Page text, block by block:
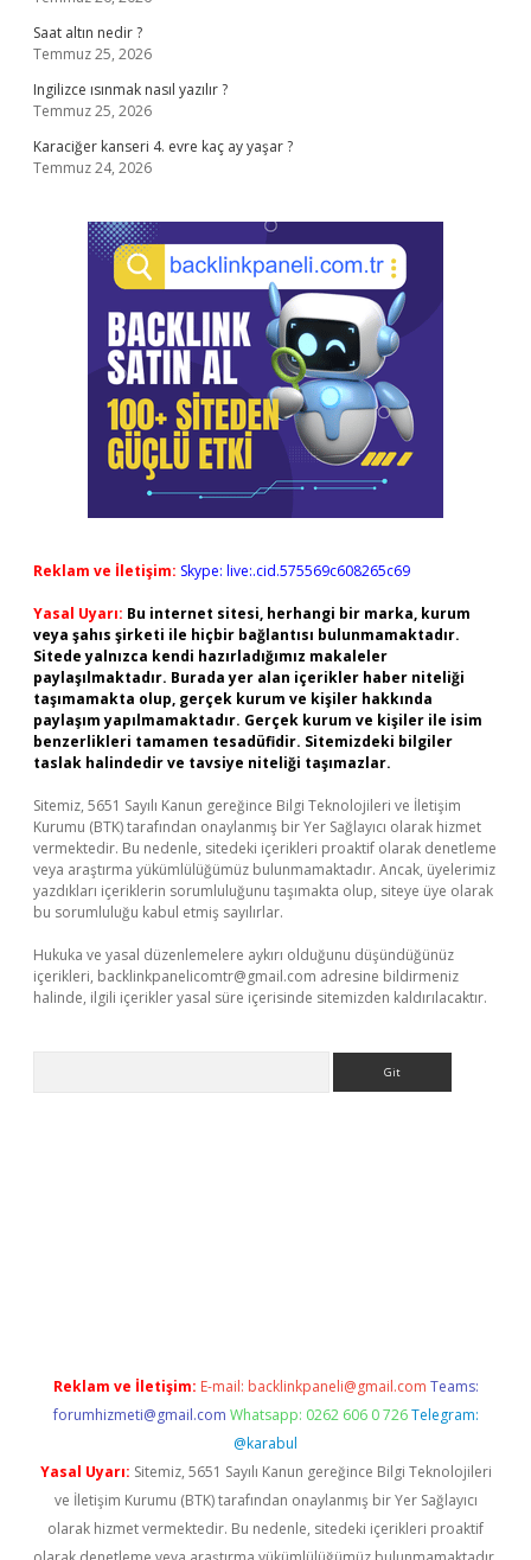
Saat altın nedir ?
Temmuz 25, 2026
Ingilizce ısınmak nasıl yazılır ?
Temmuz 25, 2026
Karaciğer kanseri 4. evre kaç ay yaşar ?
Temmuz 24, 2026
Reklam ve İletişim: Skype: live:.cid.575569c608265c69
Yasal Uyarı: Bu internet sitesi, herhangi bir marka, kurum
veya şahıs şirketi ile hiçbir bağlantısı bulunmamaktadır.
Sitede yalnızca kendi hazırladığımız makaleler
paylaşılmaktadır. Burada yer alan içerikler haber niteliği
taşımamakta olup, gerçek kurum ve kişiler hakkında
paylaşım yapılmamaktadır. Gerçek kurum ve kişiler ile isim
benzerlikleri tamamen tesadüfidir. Sitemizdeki bilgiler
taslak halindedir ve tavsiye niteliği taşımazlar.
Sitemiz, 5651 Sayılı Kanun gereğince Bilgi Teknolojileri ve İletişim
Kurumu (BTK) tarafından onaylanmış bir Yer Sağlayıcı olarak hizmet
vermektedir. Bu nedenle, sitedeki içerikleri proaktif olarak denetleme
veya araştırma yükümlülüğümüz bulunmamaktadır. Ancak, üyelerimiz
yazdıkları içeriklerin sorumluluğunu taşımakta olup, siteye üye olarak
bu sorumluluğu kabul etmiş sayılırlar.
Hukuka ve yasal düzenlemelere aykırı olduğunu düşündüğünüz
içerikleri, backlinkpanelicomtr@gmail.com adresine bildirmeniz
halinde, ilgili içerikler yasal süre içerisinde sitemizden kaldırılacaktır.
Reklam ve İletişim: E-mail: backlinkpaneli@gmail.com Teams:
forumhizmeti@gmail.com Whatsapp: 0262 606 0 726 Telegram:
@karabul
Yasal Uyarı: Sitemiz, 5651 Sayılı Kanun gereğince Bilgi Teknolojileri
ve İletişim Kurumu (BTK) tarafından onaylanmış bir Yer Sağlayıcı
olarak hizmet vermektedir. Bu nedenle, sitedeki içerikleri proaktif